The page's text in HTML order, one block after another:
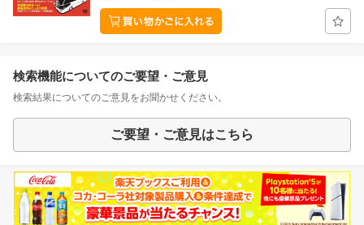
検索機能についてのご要望・ご意見
検索結果についてのご意見をお聞かせください。
ご要望・ご意見はこちら